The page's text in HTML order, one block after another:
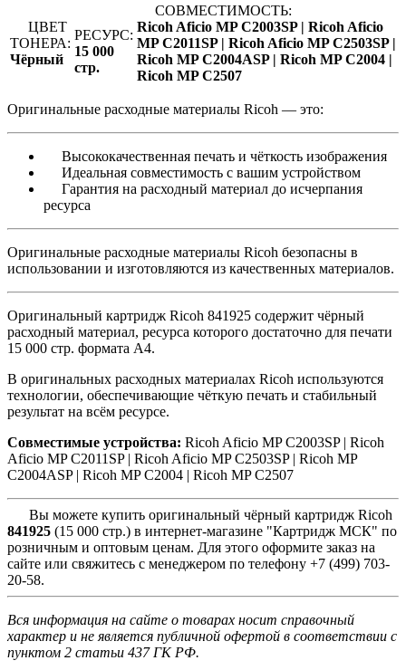
ЦВЕТ
ТОНЕРА:
Чёрный
РЕСУРС:
15 000
стр.
СОВМЕСТИМОСТЬ:
Ricoh Aficio MP C2003SP | Ricoh Aficio
MP C2011SP | Ricoh Aficio MP C2503SP |
Ricoh MP C2004ASP | Ricoh MP C2004 |
Ricoh MP C2507
Оригинальные расходные материалы Ricoh — это:
Высококачественная печать и чёткость изображения
Идеальная совместимость с вашим устройством
Гарантия на расходный материал до исчерпания
ресурса
Оригинальные расходные материалы Ricoh безопасны в
использовании и изготовляются из качественных материалов.
Оригинальный картридж Ricoh 841925 содержит чёрный
расходный материал, ресурса которого достаточно для печати
15 000 стр. формата A4.
В оригинальных расходных материалах Ricoh используются
технологии, обеспечивающие чёткую печать и стабильный
результат на всём ресурсе.
Совместимые устройства: Ricoh Aficio MP C2003SP | Ricoh
Aficio MP C2011SP | Ricoh Aficio MP C2503SP | Ricoh MP
C2004ASP | Ricoh MP C2004 | Ricoh MP C2507
Вы можете купить оригинальный чёрный картридж Ricoh
841925 (15 000 стр.) в интернет-магазине "Картридж МСК" по
розничным и оптовым ценам. Для этого оформите заказ на
сайте или свяжитесь с менеджером по телефону +7 (499) 703-
20-58.
Вся информация на сайте о товарах носит справочный
характер и не является публичной офертой в соответствии с
пунктом 2 статьи 437 ГК РФ.